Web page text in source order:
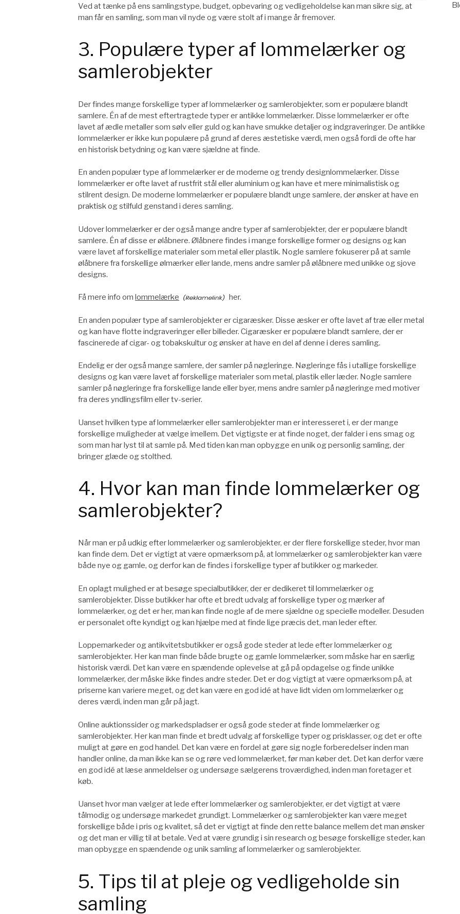
Ved at tænke på ens samlingstype, budget, opbevaring og vedligeholdelse kan man sikre sig, at
man får en samling, som man vil nyde og være stolt af i mange år fremover.
3. Populære typer af lommelærker og
samlerobjekter
Der findes mange forskellige typer af lommelærker og samlerobjekter, som er populære blandt
samlere. Én af de mest eftertragtede typer er antikke lommelærker. Disse lommelærker er ofte
lavet af ædle metaller som sølv eller guld og kan have smukke detaljer og indgraveringer. De antikke
lommelærker er ikke kun populære på grund af deres æstetiske værdi, men også fordi de ofte har
en historisk betydning og kan være sjældne at finde.
En anden populær type af lommelærker er de moderne og trendy designlommelærker. Disse
lommelærker er ofte lavet af rustfrit stål eller aluminium og kan have et mere minimalistisk og
stilrent design. De moderne lommelærker er populære blandt unge samlere, der ønsker at have en
praktisk og stilfuld genstand i deres samling.
Udover lommelærker er der også mange andre typer af samlerobjekter, der er populære blandt
samlere. Én af disse er ølåbnere. Ølåbnere findes i mange forskellige former og designs og kan
være lavet af forskellige materialer som metal eller plastik. Nogle samlere fokuserer på at samle
ølåbnere fra forskellige ølmærker eller lande, mens andre samler på ølåbnere med unikke og sjove
designs.
Få mere info om lommelærke her.
En anden populær type af samlerobjekter er cigaræsker. Disse æsker er ofte lavet af træ eller metal
og kan have flotte indgraveringer eller billeder. Cigaræsker er populære blandt samlere, der er
fascinerede af cigar- og tobakskultur og ønsker at have en del af denne i deres samling.
Endelig er der også mange samlere, der samler på nøgleringe. Nøgleringe fås i utallige forskellige
designs og kan være lavet af forskellige materialer som metal, plastik eller læder. Nogle samlere
samler på nøgleringe fra forskellige lande eller byer, mens andre samler på nøgleringe med motiver
fra deres yndlingsfilm eller tv-serier.
Uanset hvilken type af lommelærker eller samlerobjekter man er interesseret i, er der mange
forskellige muligheder at vælge imellem. Det vigtigste er at finde noget, der falder i ens smag og
som man har lyst til at samle på. Med tiden kan man opbygge en unik og personlig samling, der
bringer glæde og stolthed.
4. Hvor kan man finde lommelærker og
samlerobjekter?
Når man er på udkig efter lommelærker og samlerobjekter, er der flere forskellige steder, hvor man
kan finde dem. Det er vigtigt at være opmærksom på, at lommelærker og samlerobjekter kan være
både nye og gamle, og derfor kan de findes i forskellige typer af butikker og markeder.
En oplagt mulighed er at besøge specialbutikker, der er dedikeret til lommelærker og
samlerobjekter. Disse butikker har ofte et bredt udvalg af forskellige typer og mærker af
lommelærker, og det er her, man kan finde nogle af de mere sjældne og specielle modeller. Desuden
er personalet ofte kyndigt og kan hjælpe med at finde lige præcis det, man leder efter.
Loppemarkeder og antikvitetsbutikker er også gode steder at lede efter lommelærker og
samlerobjekter. Her kan man finde både brugte og gamle lommelærker, som måske har en særlig
historisk værdi. Det kan være en spændende oplevelse at gå på opdagelse og finde unikke
lommelærker, der måske ikke findes andre steder. Det er dog vigtigt at være opmærksom på, at
priserne kan variere meget, og det kan være en god idé at have lidt viden om lommelærker og
deres værdi, inden man går på jagt.
Online auktionssider og markedspladser er også gode steder at finde lommelærker og
samlerobjekter. Her kan man finde et bredt udvalg af forskellige typer og prisklasser, og det er ofte
muligt at gøre en god handel. Det kan være en fordel at gøre sig nogle forberedelser inden man
handler online, da man ikke kan se og røre ved lommelærket, før man køber det. Det kan derfor være
en god idé at læse anmeldelser og undersøge sælgerens troværdighed, inden man foretager et
køb.
Uanset hvor man vælger at lede efter lommelærker og samlerobjekter, er det vigtigt at være
tålmodig og undersøge markedet grundigt. Lommelærker og samlerobjekter kan være meget
forskellige både i pris og kvalitet, så det er vigtigt at finde den rette balance mellem det man ønsker
og det man er villig til at betale. Ved at være grundig i sin research og besøge forskellige steder, kan
man opbygge en spændende og unik samling af lommelærker og samlerobjekter.
5. Tips til at pleje og vedligeholde sin
samling